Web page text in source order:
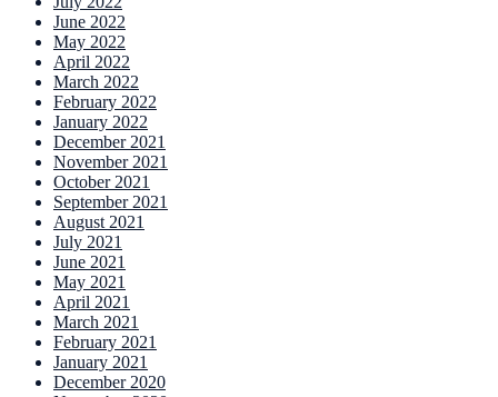
June 2022
May 2022
April 2022
March 2022
February 2022
January 2022
December 2021
November 2021
October 2021
September 2021
August 2021
July 2021
June 2021
May 2021
April 2021
March 2021
February 2021
January 2021
December 2020